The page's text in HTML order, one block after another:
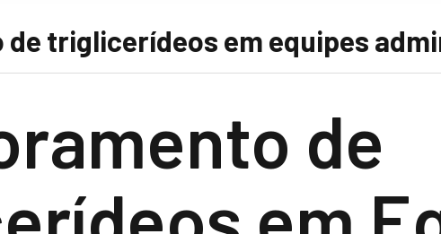
de triglicerídeos em equipes
de